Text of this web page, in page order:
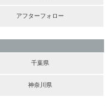
アフターフォロー
千葉県
神奈川県